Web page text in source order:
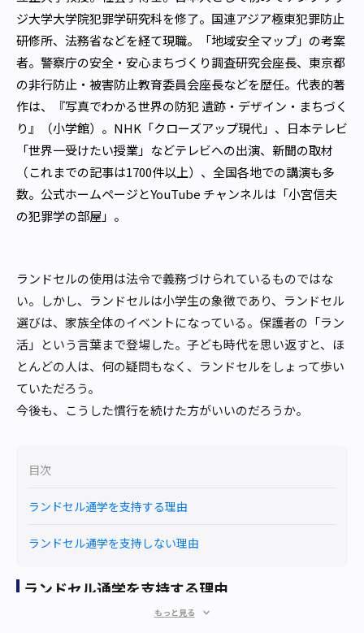
ジ大学大学院犯罪学研究科を修了。国連アジア極東犯罪防止
研修所、法務省などを経て現職。「地域安全マップ」の考案
者。警察庁の安全・安心まちづくり調査研究会座長、東京都
の非行防止・被害防止教育委員会座長などを歴任。代表的著
作は、『写真でわかる世界の防犯 ――遺跡・デザイン・まちづく
り』（小学館）。NHK「クローズアップ現代」、日本テレビ
「世界一受けたい授業」などテレビへの出演、新聞の取材
（これまでの記事は1700件以上）、全国各地での講演も多
数。公式ホームページとYouTube チャンネルは「小宮信夫
の犯罪学の部屋」。
ランドセルの使用は法令で義務づけられているものではな
い。しかし、ランドセルは小学生の象徴であり、ランドセル
選びは、家族全体のイベントになっている。保護者の「ラン
活」という言葉まで登場した。子ども時代を思い返すと、ほ
とんどの人は、何の疑問もなく、ランドセルをしょって歩い
ていただろう。
今後も、こうした慣行を続けた方がいいのだろうか。
目次
ランドセル通学を支持する理由
ランドセル通学を支持しない理由
ランドセル通学を支持する理由
もっと見る